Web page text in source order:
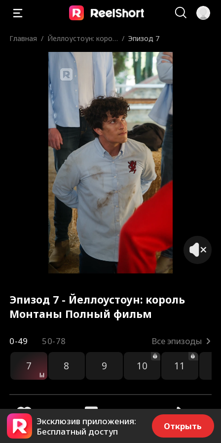
Главная / Йеллоустоун: корол
/ Эпизод 7
слабых неудачников вроде
тебя.
Эпизод 7 - Йеллоустоун: король
Монтаны Полный фильм
0-49 50-78 Все эпизоды
7 8 9 10 11
879 961 Поделиться
Эксклюзив приложения:
Бесплатный доступ
Открыть